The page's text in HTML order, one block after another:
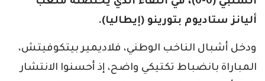
أليانز ستاديوم بتورينو (إيطاليا).
ودخل أشبال الناخب الوطني، فلاديمير بيتكوفيتش،
المباراة بانضباط تكتيكي واضح، إذ أحسنوا الانتشار